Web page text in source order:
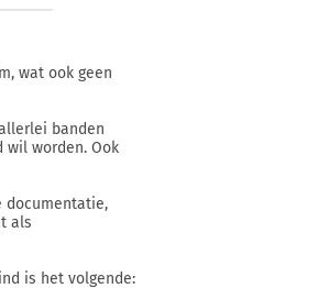
wat ook geen
banden
wil worden. Ook
documentatie,
als
is het volgende: